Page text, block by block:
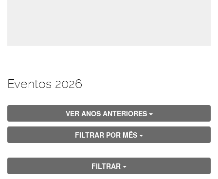
Eventos 2026
VER ANOS ANTERIORES
FILTRAR POR MÊS
FILTRAR